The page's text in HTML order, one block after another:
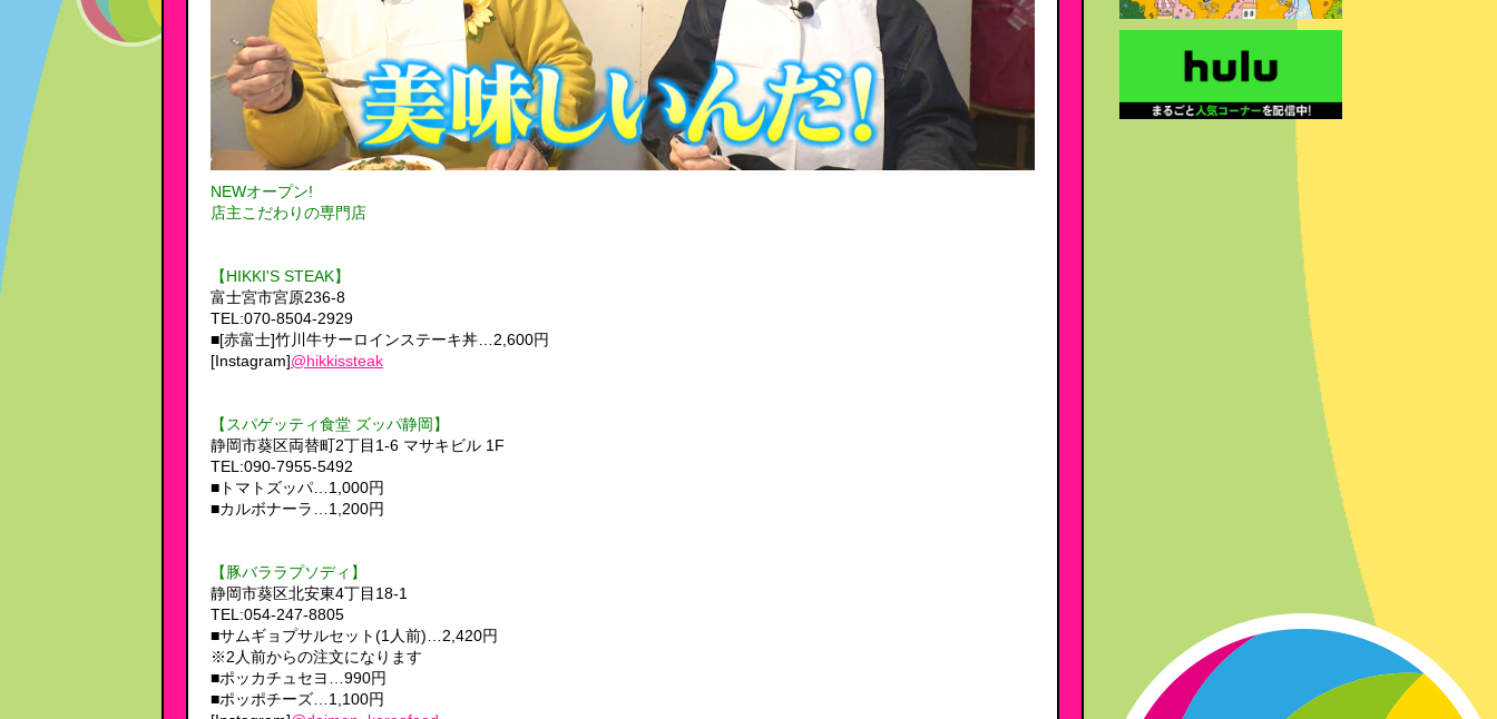
NEWオープン!
店主こだわりの専門店
【HIKKI'S STEAK】
富士宮市宮原236-8
TEL:070-8504-2929
■[赤富士]竹川牛サーロインステーキ丼…2,600円
[Instagram]@hikkissteak
【スパゲッティ食堂 ズッパ静岡】
静岡市葵区両替町2丁目1-6 マサキビル 1F
TEL:090-7955-5492
■トマトズッパ…1,000円
■カルボナーラ…1,200円
【豚バララプソディ】
静岡市葵区北安東4丁目18-1
TEL:054-247-8805
■サムギョプサルセット(1人前)…2,420円
※2人前からの注文になります
■ポッカチュセヨ…990円
■ポッポチーズ…1,100円